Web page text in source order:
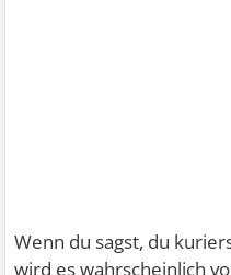
Wenn du sagst, du
wird es wahrscheinlich